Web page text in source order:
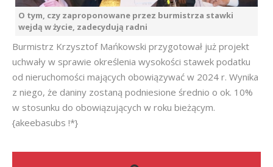
O tym, czy zaproponowane przez burmistrza stawki
wejdą w życie, zadecydują radni
Burmistrz Krzysztof Mańkowski przygotował już projekt
uchwały w sprawie określenia wysokości stawek podatku
od nieruchomości mających obowiązywać w 2024 r. Wynika
z niego, że daniny zostaną podniesione średnio o ok. 10%
w stosunku do obowiązujących w roku bieżącym.
{akeebasubs !*}